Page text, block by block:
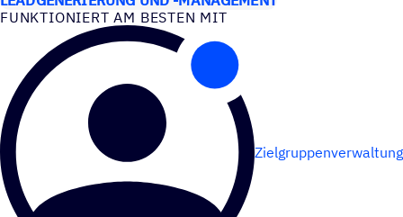
FUNK­TIO­NIERT AM BESTEN MIT
Zielgruppenverwaltung